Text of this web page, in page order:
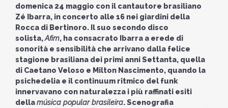
domenica 24 maggio con il cantautore brasiliano
Zé Ibarra, in concerto alle 16 nei giardini della
Rocca di Bertinoro. Il suo secondo disco
solista,Afim, ha consacrato Ibarra a erede di
sonorità e sensibilità che arrivano dalla felice
stagione brasiliana dei primi anni Settanta, quella
di Caetano Veloso e Milton Nascimento, quando la
psichedelia e il continuum ritmico del funk
innervavano con naturalezza i più raffinati esiti
dellamúsica popular brasileira. Scenografia